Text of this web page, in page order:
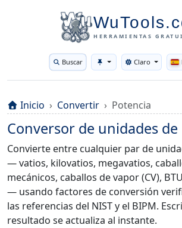
HERRAMIENTAS
Buscar Toggle
Claro
Inicio Convertir Potencia
Conversor de unidades
Convierte entre cualquier par de
— vatios, kilovatios, megavatios,
mecánicos, caballos de vapor (CV),
— usando factores de conversión
las referencias del NIST y el BIPM.
resultado se actualiza al instante.